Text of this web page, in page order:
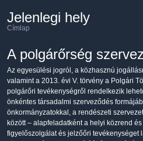
Jelenlegi hely
Címlap
A polgárőrség
Az egyesülési jogról, a közhasznú
valamint a 2013. évi V. törvény a Polgári
polgárőri tevékenységről rendelkezik
önkéntes társadalmi szerveződés
önkormányzatokkal, a rendészeti
között – alapfeladatként a helyi közrend
figyelőszolgálat és jelzőőri